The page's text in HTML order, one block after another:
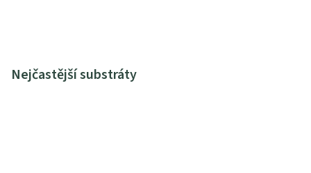
Nejčastější substráty